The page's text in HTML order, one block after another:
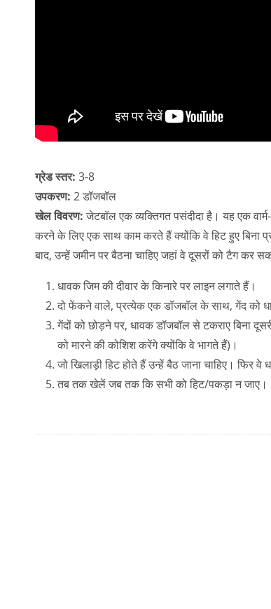
ग्रेड स्तर: 3-8
उपकरण: 2 डॉजबॉल
खेल विवरण: जेटबॉल एक व्यक्तिगत पसंदीदा है। यह एक
करने के लिए एक साथ काम करते हैं क्योंकि वे हिट हुए बिना
बाद, उन्हें जमीन पर बैठना चाहिए जहां वे दूसरों को टैग कर
धावक जिम की दीवार के किनारे पर लाइन लगाते हैं।
दो फेंकने वाले, प्रत्येक एक डॉजबॉल के साथ, गेंद को
गेंदों को छोड़ने पर, धावक डॉजबॉल से टकराए बिना
को मारने की कोशिश करेंगे क्योंकि वे भागते हैं)।
जो खिलाड़ी हिट होते हैं उन्हें बैठ जाना चाहिए।
तब तक खेलें जब तक कि सभी को हिट/पकड़ा न जाए।